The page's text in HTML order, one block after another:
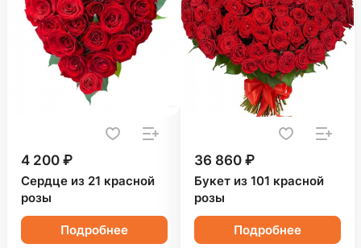
4 200 ₽
Сердце из 21 красной
розы
Подробнее
36 860 ₽
Букет из 101 красной
розы
Подробнее